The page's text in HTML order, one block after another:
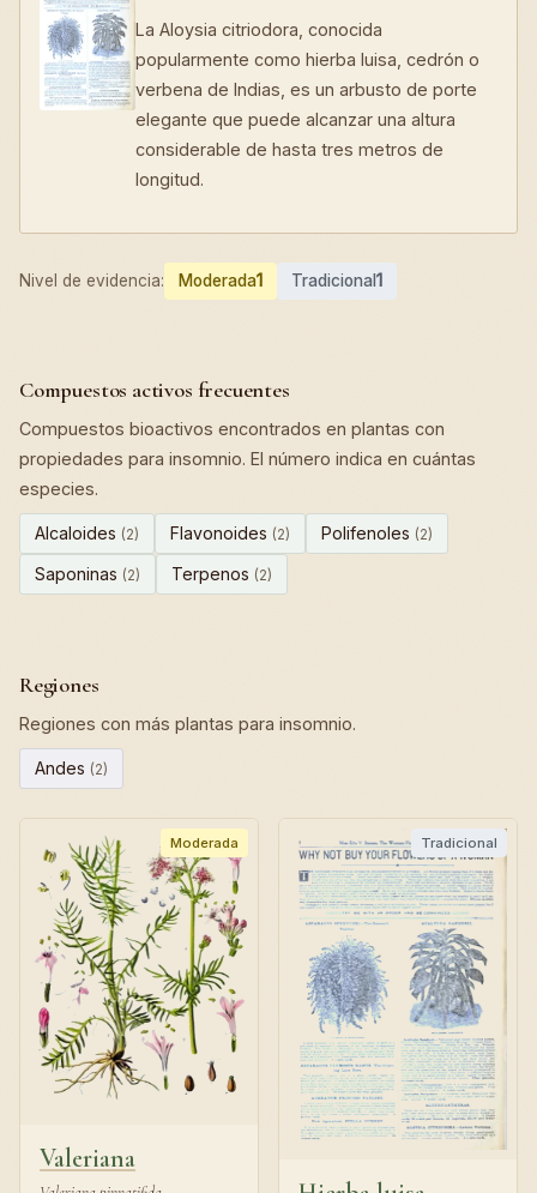
La Aloysia citriodora, conocida
popularmente como hierba luisa, cedrón o
verbena de Indias, es un arbusto de porte
elegante que puede alcanzar una altura
considerable de hasta tres metros de
longitud.
Nivel de evidencia: Moderada1 Tradicional 1
Compuestos activos frecuentes
Compuestos bioactivos encontrados en plantas con
propiedades para insomnio. El número indica en cuántas
especies.
Alcaloides (2) Flavonoides (2) Polifenoles (2)
Saponinas (2) Terpenos (2)
Regiones
Regiones con más plantas para insomnio.
Andes (2)
Moderada
Valeriana
Tradicional